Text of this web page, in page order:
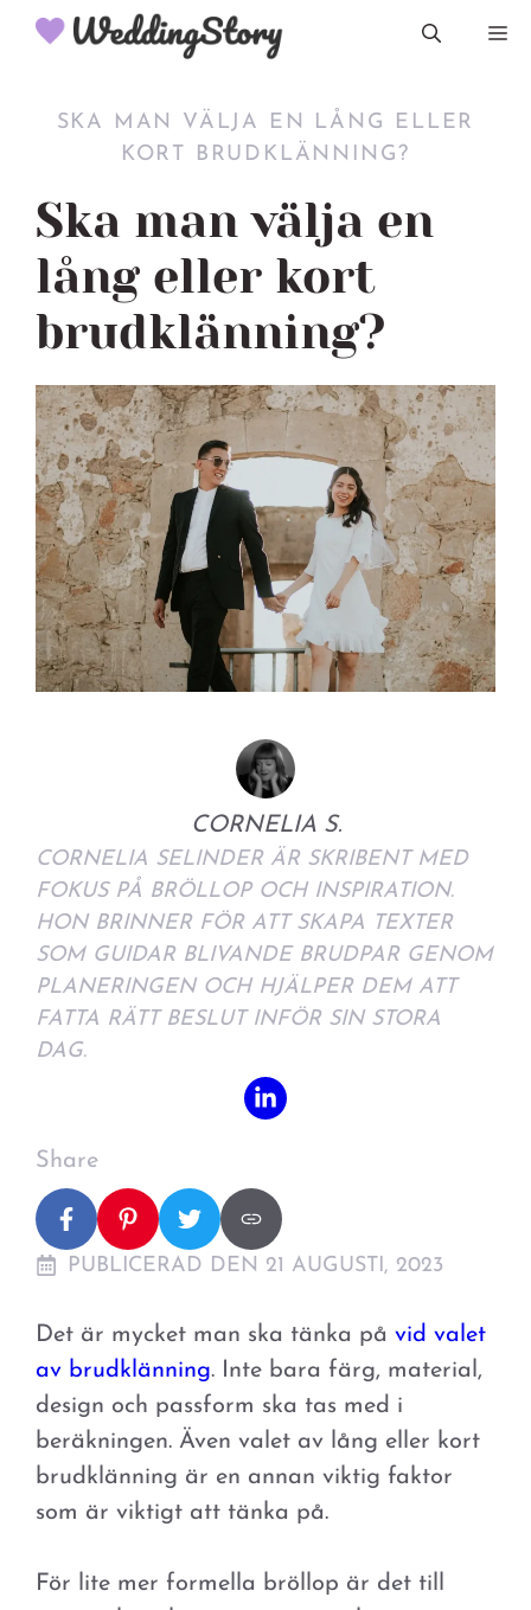
Hoppa
SKA MAN VÄLJA EN LÅNG ELLER
KORT BRUDKLÄNNING?
Ska man välja en
lång eller kort
brudklänning?
CORNELIA S.
CORNELIA SELINDER ÄR SKRIBENT MED
FOKUS PÅ BRÖLLOP OCH INSPIRATION.
HON BRINNER FÖR ATT SKAPA TEXTER
SOM GUIDAR BLIVANDE BRUDPAR GENOM
PLANERINGEN OCH HJÄLPER DEM ATT
FATTA RÄTT BESLUT INFÖR SIN STORA
DAG.
Share
PUBLICERAD DEN 21 AUGUSTI, 2023
Det är mycket man ska tänka på vid valet
av brudklänning. Inte bara färg, material,
design och passform ska tas med i
beräkningen. Även valet av lång eller kort
brudklänning är en annan viktig faktor
som är viktigt att tänka på.
För lite mer formella bröllop är det till